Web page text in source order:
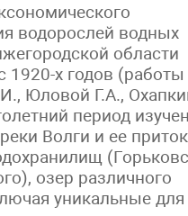
водорослей водных
области
1920-х годов (работы
Юловой Г.А.,
период
Волги и ее
озер различного
уникальные